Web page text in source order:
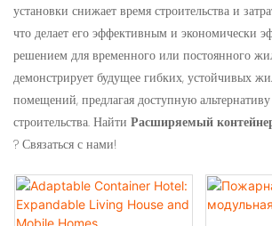
установки снижает время строительства и
что делает его эффективным и экономически
решением для временного или постоянного
демонстрирует будущее гибких, устойчивых
помещений, предлагая доступную
строительства. Найти Расширяемый
? Связаться с нами!